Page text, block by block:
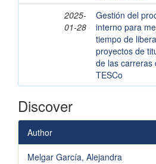
2025-
01-28
Gestión del
interno para
tiempo de
proyectos de
de las carreras
TESCo
Discover
Author
Melgar García, Alejandra